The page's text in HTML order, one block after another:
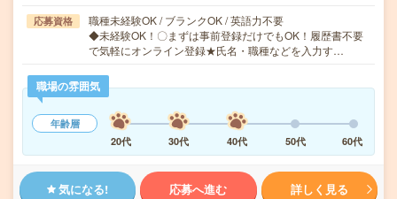
応募資格
職種未経験OK / ブランクOK / 英語力不要
◆未経験OK！〇まずは事前登録だけでもOK！履歴書不要
で気軽にオンライン登録★氏名・職種などを入力す…
職場の雰囲気
年齢層
20代
30代 40代 50代 60代
気になる! 応募へ進む 詳しく見る